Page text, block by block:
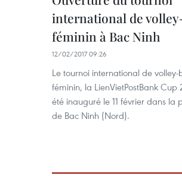
international de
féminin à Bac Ninh
12/02/2017 09:26
Le tournoi international de volley-
féminin, la LienVietPostBank Cup
été inauguré le 11 février dans la
de Bac Ninh (Nord).